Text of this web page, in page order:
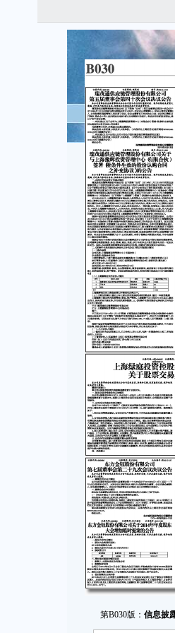
第B030版： 信息披